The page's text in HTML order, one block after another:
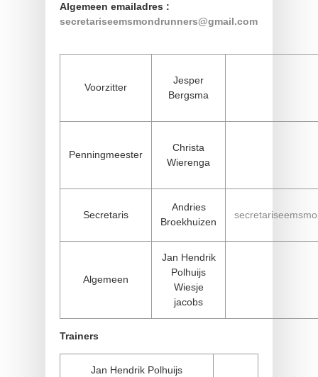
Algemeen emailadres :
secretariseemsmondrunners@gmail.com
Voorzitter
Jesper
Bergsma
Penningmeester
Christa
Wierenga
Secretaris
Andries
Broekhuizen
Algemeen
Jan Hendrik
Polhuijs
Wiesje
jacobs
Trainers
Jan Hendrik Polhuijs